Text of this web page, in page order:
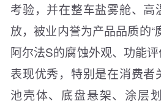
考验，并在整车盐雾舱、高
放，被业内誉为产品品质的“
阿尔法S的腐蚀外观、功能
表现优秀，特别是在消费者
池壳体、底盘悬架、涂层